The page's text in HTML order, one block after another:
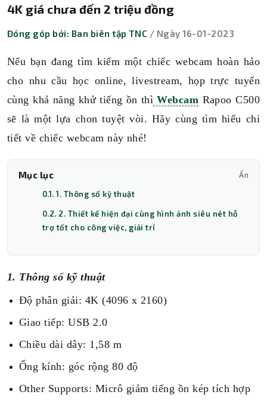
4K giá chưa đến 2 triệu đồng
Đóng góp bởi: Ban biên tập TNC / Ngày 16-01-2023
Nếu bạn đang tìm kiếm một chiếc webcam hoàn hảo
cho nhu cầu học online, livestream, họp trực tuyến
cùng khả năng khử tiếng ồn thì Webcam Rapoo C500
sẽ là một lựa chon tuyệt vòi. Hãy cùng tìm hiểu chi
tiết về chiếc webcam này nhé!
Mục lục Ẩn
0.1. 1. Thông số kỹ thuật
0.2. 2. Thiết kế hiện đại cùng hình ảnh siêu nét hỗ
trợ tốt cho công việc, giải trí
1. Thông số kỹ thuật
Độ phân giải: 4K (4096 x 2160)
Giao tiếp: USB 2.0
Chiều dài dây: 1,58 m
Ống kính: góc rộng 80 độ
Other Supports: Micrô giảm tiếng ồn kép tích hợp